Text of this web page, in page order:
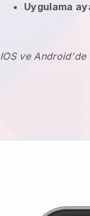
Uygulama
IOS ve Android'de